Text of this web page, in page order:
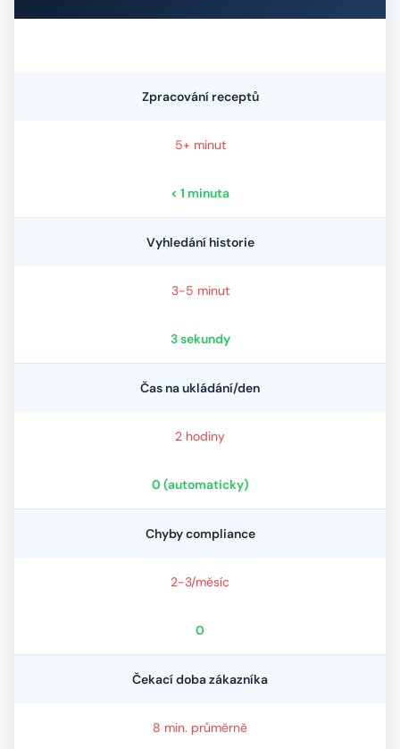
Zpracování receptů
5+ minut
< 1 minuta
Vyhledání historie
3-5 minut
3 sekundy
Čas na ukládání/den
2 hodiny
0 (automaticky)
Chyby compliance
2-3/měsíc
0
Čekací doba zákazníka
8 min. průměrně